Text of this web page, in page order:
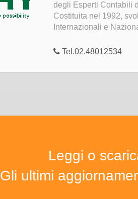
degli Esperti Contabili
Costituita nel 1992,
Internazionali e
Tel.02.48012534
Leggi o
Gli ultimi